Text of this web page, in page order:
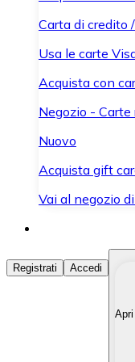
Carta di credito
Usa le carte
Acquista con
Negozio - Carte
Nuovo
Acquista gift
Vai al negozio
Acquista
Acquista le
Converti le tue
Registrati Accedi